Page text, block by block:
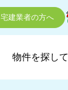
宅建業者の方へ
物件を探して